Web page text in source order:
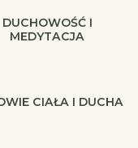
DUCHOWOŚĆ I
MEDYTACJA
CIAŁA I DUCHA